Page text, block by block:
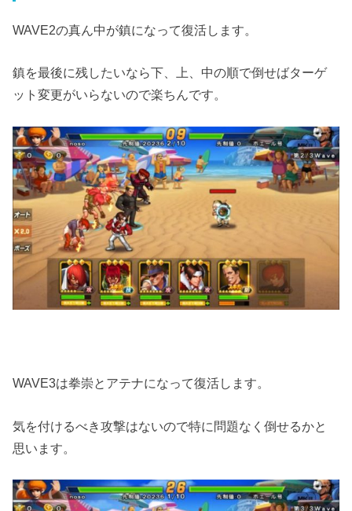
WAVE2の真ん中が鎮になって復活します。
鎮を最後に残したいなら下、上、中の順で倒せばターゲ
ット変更がいらないので楽ちんです。
WAVE3は拳崇とアテナになって復活します。
気を付けるべき攻撃はないので特に問題なく倒せるかと
思います。